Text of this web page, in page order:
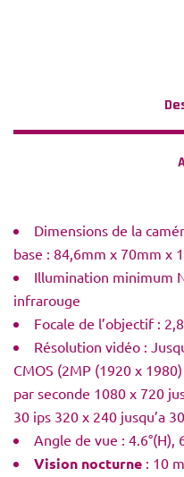
Dimensions de la
base : 84,6mm x 70mm x
Illumination minimum
infrarouge
Focale de l’objectif :
Résolution vidéo :
CMOS (2MP (1920 x
par seconde 1080 x 720
30 ips 320 x 240 jusqu’a
Angle de vue : 4.6°(H),
Vision nocturne : 10 m